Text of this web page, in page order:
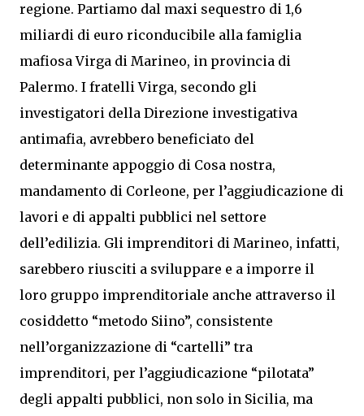
regione. Partiamo dal maxi sequestro di 1,6
miliardi di euro riconducibile alla famiglia
mafiosa Virga di Marineo, in provincia di
Palermo. I fratelli Virga, secondo gli
investigatori della Direzione investigativa
antimafia, avrebbero beneficiato del
determinante appoggio di Cosa nostra,
mandamento di Corleone, per l’aggiudicazione di
lavori e di appalti pubblici nel settore
dell’edilizia. Gli imprenditori di Marineo, infatti,
sarebbero riusciti a sviluppare e a imporre il
loro gruppo imprenditoriale anche attraverso il
cosiddetto “metodo Siino”, consistente
nell’organizzazione di “cartelli” tra
imprenditori, per l’aggiudicazione “pilotata”
degli appalti pubblici, non solo in Sicilia, ma